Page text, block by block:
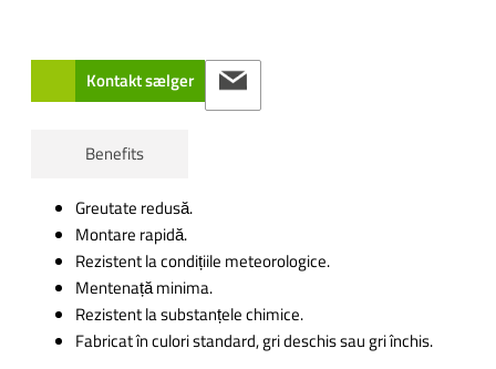
Kontakt sælger
Benefits
Greutate redusă.
Montare rapidă.
Rezistent la condițiile meteorologice.
Mentenață minima.
Rezistent la substanțele chimice.
Fabricat în culori standard, gri deschis sau gri închis.